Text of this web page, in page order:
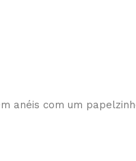
anéis com um